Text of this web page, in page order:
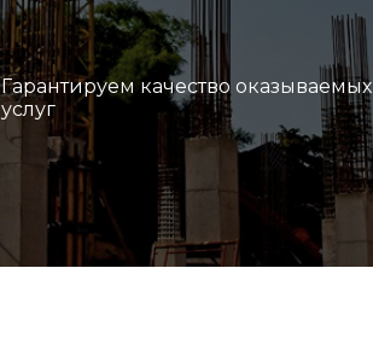
Гарантируем качество оказываемых
услуг